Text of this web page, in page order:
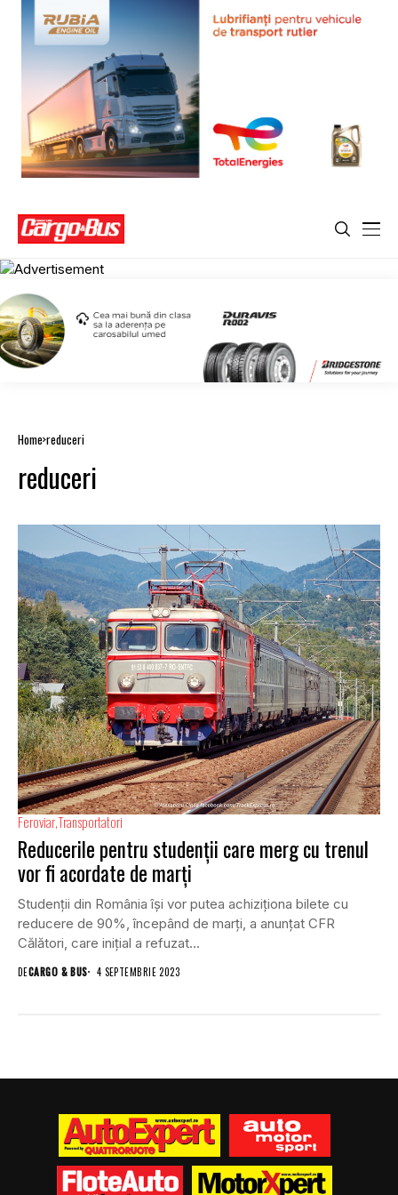
Home reduceri
reduceri
FeroviarTransportatori
Reducerile pentru studenții care merg cu trenul
vor fi acordate de marți
Studenții din România își vor putea achiziționa bilete cu
reducere de 90%, începând de marți, a anunțat CFR
Călători, care inițial a refuzat...
DECARGO & BUS 4 SEPTEMBRIE 2023